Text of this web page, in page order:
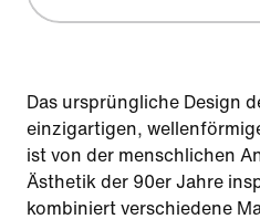
Das ursprüngliche Design
einzigartigen,⁣
ist von der menschlichen
Ästhetik der 90er Jahre
kombiniert verschiedene